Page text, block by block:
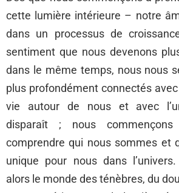
cette lumière intérieure – notre
dans un processus de
sentiment que nous devenons
dans le même temps, nous nous
plus profondément connectés
vie autour de nous et avec
disparaît ; nous
comprendre qui nous sommes et
unique pour nous dans
alors le monde des ténèbres, du